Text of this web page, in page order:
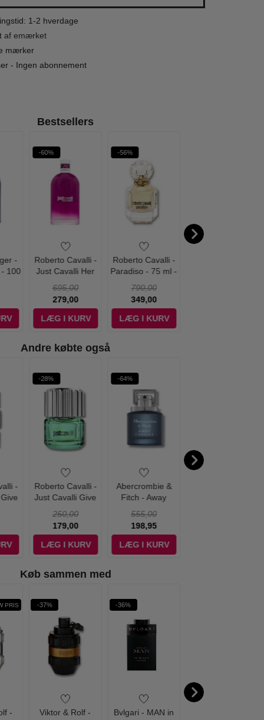
1-2 hverdage
af emærket
mærker
- Ingen abonnement
Bestsellers
-
100
-60%
Roberto Cavalli -
Just Cavalli Her
- Edp
695,00
279,00
LÆG I KURV
-56%
Roberto Cavalli -
Paradiso - 75 ml -
790,00
349,00
LÆG I KURV
Andre købte også
-
-
-28%
Roberto Cavalli -
Just Cavalli Give
Eau de Toilette -
30 ml
250,00
179,00
LÆG I KURV
-64%
Abercrombie &
Fitch - Away
ml - Edt
555,00
198,95
LÆG I KURV
Køb sammen med
PRIS
-
-37%
Viktor & Rolf -
-36%
Bvlgari - MAN in